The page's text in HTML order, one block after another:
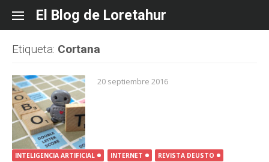
content
El Blog de Loretahur
Etiqueta: Cortana
20 septiembre 2016
INTELIGENCIA ARTIFICIAL INTERNET
REVISTA DEUSTO